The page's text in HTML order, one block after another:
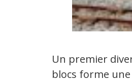
Un premier
blocs forme